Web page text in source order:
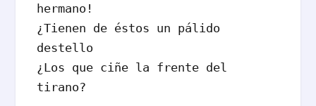
hermano!
¿Tienen de éstos un pálido
destello
¿Los que ciñe la frente del
tirano?